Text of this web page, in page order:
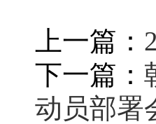
上一篇：
下一篇：
动员部署